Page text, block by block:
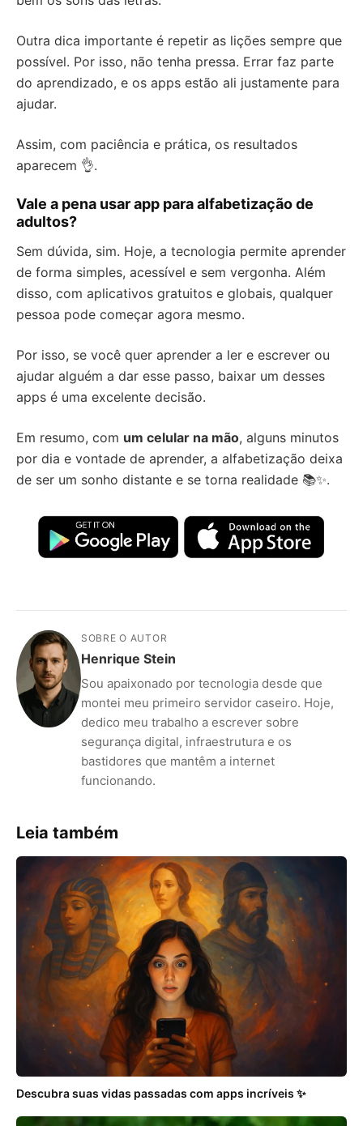
Outra dica importante é repetir as lições sempre que
possível. Por isso, não tenha pressa. Errar faz parte
do aprendizado, e os apps estão ali justamente para
ajudar.
Assim, com paciência e prática, os resultados
aparecem 👌.
Vale a pena usar app para alfabetização de
adultos?
Sem dúvida, sim. Hoje, a tecnologia permite aprender
de forma simples, acessível e sem vergonha. Além
disso, com aplicativos gratuitos e globais, qualquer
pessoa pode começar agora mesmo.
Por isso, se você quer aprender a ler e escrever ou
ajudar alguém a dar esse passo, baixar um desses
apps é uma excelente decisão.
Em resumo, com um celular na mão, alguns minutos
por dia e vontade de aprender, a alfabetização deixa
de ser um sonho distante e se torna realidade 📚✨.
SOBRE O AUTOR
Henrique Stein
Sou apaixonado por tecnologia desde que
montei meu primeiro servidor caseiro. Hoje,
dedico meu trabalho a escrever sobre
segurança digital, infraestrutura e os
bastidores que mantêm a internet
funcionando.
Leia também
Descubra suas vidas passadas com apps incríveis ✨